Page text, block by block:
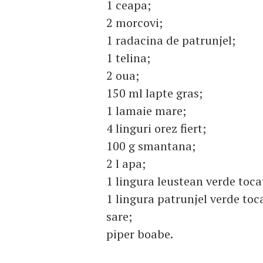
1 ceapa;
2 morcovi;
1 radacina de patrunjel;
1 telina;
2 oua;
150 ml lapte gras;
1 lamaie mare;
4 linguri orez fiert;
100 g smantana;
2 l apa;
1 lingura leustean verde
1 lingura patrunjel verde
sare;
piper boabe.